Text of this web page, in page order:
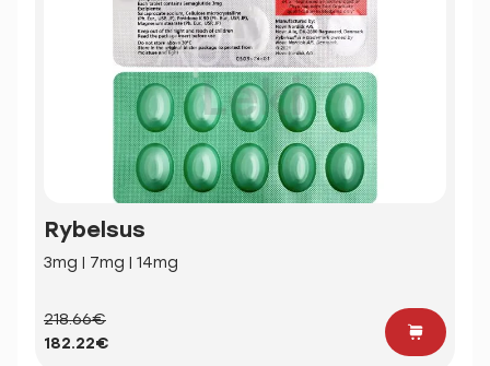
Rybelsus
3mg | 7mg | 14mg
218.66€
182.22€